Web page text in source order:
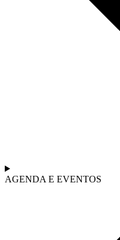
AGENDA E EVENTOS